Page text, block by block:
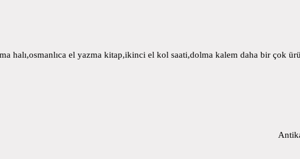
halı,osmanlıca el yazma kitap,ikinci el kol saati,dolma kalem daha bir çok